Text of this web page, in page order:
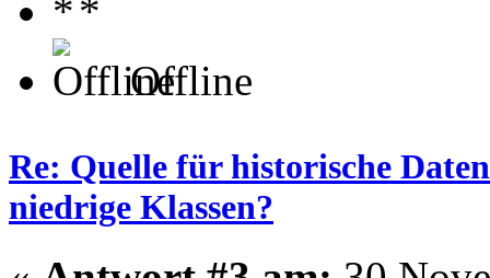
Offline
Re: Quelle für historische
niedrige Klassen?